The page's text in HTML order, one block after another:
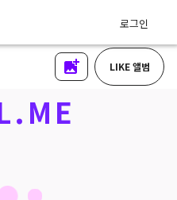
로그인
LIKE 앨범